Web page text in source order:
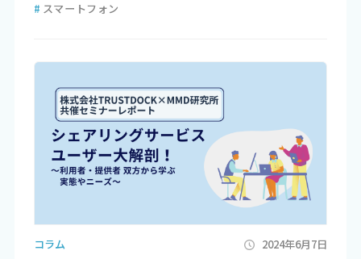
# スマートフォン
コラム 2024年6月7日